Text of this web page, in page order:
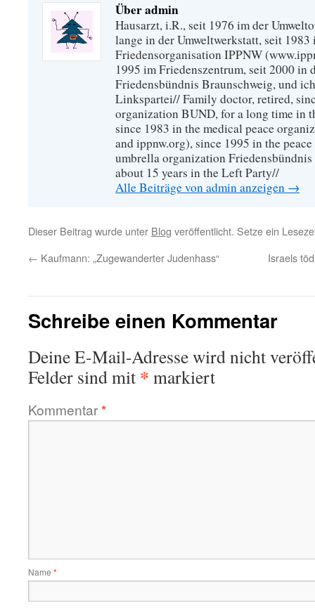
Über admin
Hausarzt, i.R., seit 1976 im der
lange in der Umweltwerkstatt, seit
Friedensorganisation IPPNW
1995 im Friedenszentrum, seit 2000 in
Friedensbündnis Braunschweig, und
Linkspartei// Family doctor, retired,
organization BUND, for a long time in
since 1983 in the medical peace
and ippnw.org), since 1995 in the
umbrella organization
about 15 years in the Left Party//
Alle Beiträge von admin anzeigen →
Dieser Beitrag wurde unter Blog veröffentlicht. Setze ein
← Kaufmann: „Zugewanderter Judenhass“ Israels
Schreibe einen Kommentar
Deine E-Mail-Adresse wird nicht
Felder sind mit * markiert
Kommentar*
Name *